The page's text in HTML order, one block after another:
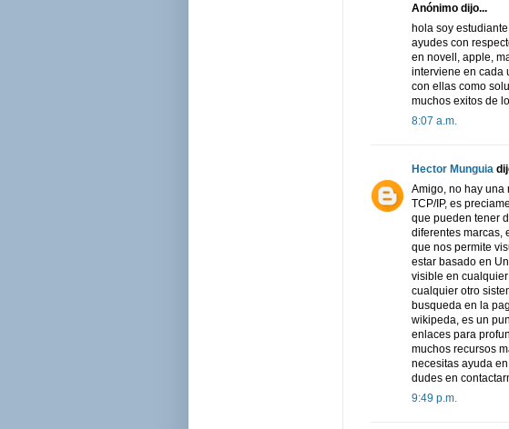
Anónimo dijo...
hola soy
ayudes con
en novell, apple,
interviene en cada
con ellas como
muchos exitos de
8:07 a.m.
Hector Munguia
Amigo, no hay una
TCP/IP, es
que pueden tener
diferentes marcas,
que nos permite
estar basado en
visible en
cualquier otro
busqueda en la
wikipeda, es un
enlaces para
muchos recursos
necesitas ayuda
dudes en
9:49 p.m.